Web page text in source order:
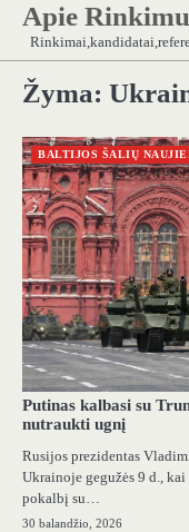
Skip
content
Apie
Žyma:
BALTIJOS ŠALIŲ
Putinas kalbasi su
nutraukti ugnį
Rusijos prezidentas
Ukrainoje gegužės 9 d.,
pokalbį su…
30 balandžio, 2026